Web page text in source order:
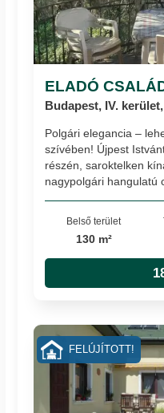
ELADÓ
Budapest, IV.
Polgári elegancia –
szívében! Újpest
részén, saroktelken
nagypolgári hangulatú
Belső terület
130 m²
FELÚJÍTOTT!